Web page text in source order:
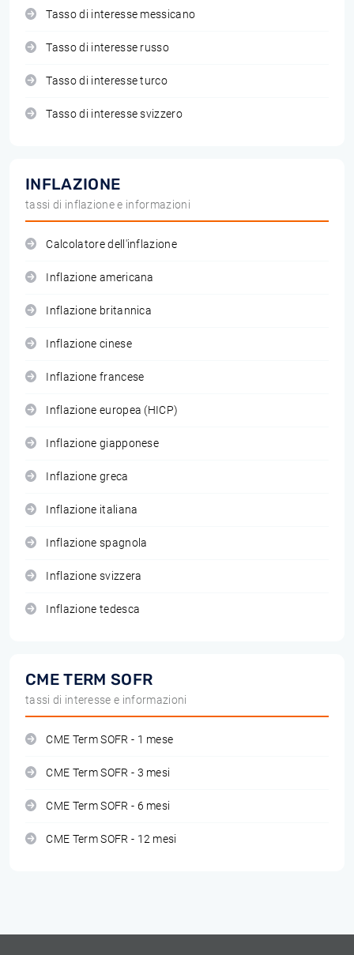
Tasso di interesse messicano
Tasso di interesse russo
Tasso di interesse turco
Tasso di interesse svizzero
INFLAZIONE
tassi di inflazione e informazioni
Calcolatore dell'inflazione
Inflazione americana
Inflazione britannica
Inflazione cinese
Inflazione francese
Inflazione europea (HICP)
Inflazione giapponese
Inflazione greca
Inflazione italiana
Inflazione spagnola
Inflazione svizzera
Inflazione tedesca
CME TERM SOFR
tassi di interesse e informazioni
CME Term SOFR - 1 mese
CME Term SOFR - 3 mesi
CME Term SOFR - 6 mesi
CME Term SOFR - 12 mesi